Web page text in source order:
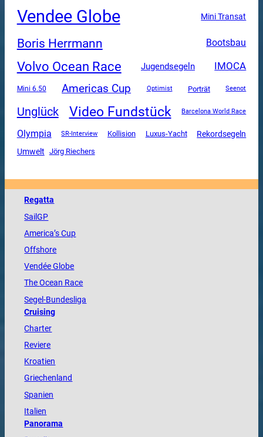
Vendee Globe Mini Transat
Boris Herrmann Bootsbau
Volvo Ocean Race Jugendsegeln IMOCA
Mini 6.50 Americas Cup Optimist Porträt Seenot
Unglück Video Fundstück Barcelona World Race
Olympia SR-Interview Kollision Luxus-Yacht
Rekordsegeln
Umwelt Jörg Riechers
Regatta
SailGP
America’s Cup
Offshore
VendéeGlobe
TheOcean Race
Segel-Bundesliga
Cruising
Charter
Reviere
Kroatien
Griechenland
Spanien
Italien
Panorama